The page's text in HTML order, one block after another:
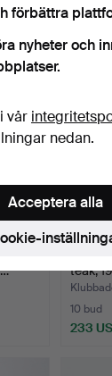
35 bud
teak,
10 bud
233
förbättra
nyheter och
vår
nedan.
Acceptera alla